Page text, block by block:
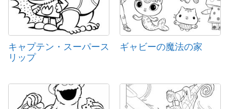
キャプテン・スーパース
リップ
ギャビーの魔法の家